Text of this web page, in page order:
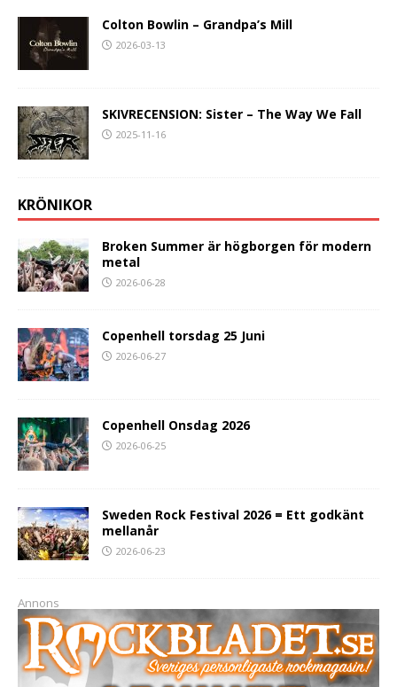
Colton Bowlin – Grandpa’s Mill
2026-03-13
SKIVRECENSION: Sister – The Way We Fall
2025-11-16
KRÖNIKOR
Broken Summer är högborgen för modern
metal
2026-06-28
Copenhell torsdag 25 Juni
2026-06-27
Copenhell Onsdag 2026
2026-06-25
Sweden Rock Festival 2026 = Ett godkänt
mellanår
2026-06-23
Annons